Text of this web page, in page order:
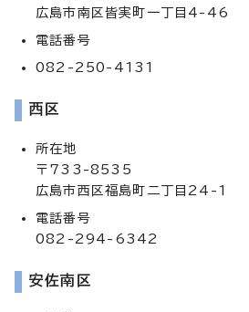
広島市南区皆実町一丁目4-46
電話番号
082-250-4131
西区
所在地
〒733-8535
広島市西区福島町二丁目24-1
電話番号
082-294-6342
安佐南区